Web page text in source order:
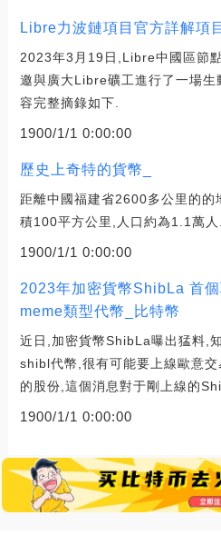
Libre力波鏈項目官方詳解項
2023年3月19日,Libre中國區節
邀與廣大Libre礦工進行了一場生
容完整摘錄如下.
1900/1/1 0:00:00
歷史上奇特的貨幣_
距離中國福建省2600多公里的的
積100平方公里,人口約為1.1萬人.
1900/1/1 0:00:00
2023年加密貨幣ShibLa 首
meme類型代幣_比特幣
近日,加密貨幣ShibLa曝出猛料,
shibl代幣,很有可能要上線歐意
的股份,這個消息對于剛上線的
1900/1/1 0:00:00